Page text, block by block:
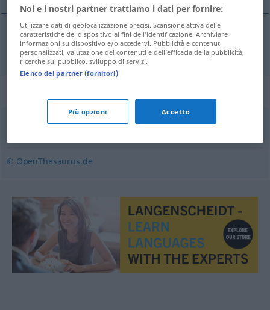
bronvermelding Quellenangabe
© OpenThesaurus.de
Noi e i nostri partner trattiamo i dati per fornire:
Utilizzare dati di geolocalizzazione precisi. Scansione attiva delle
caratteristiche del dispositivo ai fini dell’identificazione. Archiviare
informazioni su dispositivo e/o accedervi. Pubblicità e contenuti
personalizzati, valutazione dei contenuti e dell’efficacia della pubblicità,
ricerche sul pubblico, sviluppo di servizi.
Elenco dei partner (fornitori)
Più opzioni Accetto